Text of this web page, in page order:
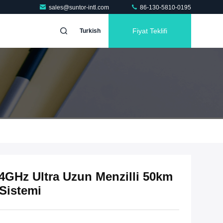
sales@suntor-intl.com 86-130-5810-0195
Turkish Fiyat Teklifi
Ultra Uzun Menzilli 50km